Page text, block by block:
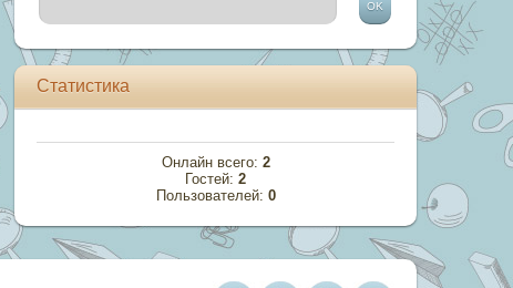
Статистика
Онлайн всего: 2
Гостей:2
Пользователей: 0